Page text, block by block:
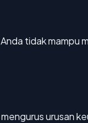
tidak mampu
urusan